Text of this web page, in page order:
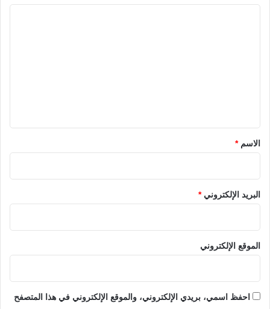
*الاسم*
البريد الإلكتروني*
الموقع الإلكتروني
احفظ اسمي، بريدي الإلكتروني، والموقع الإلكتروني في هذا المتصفح